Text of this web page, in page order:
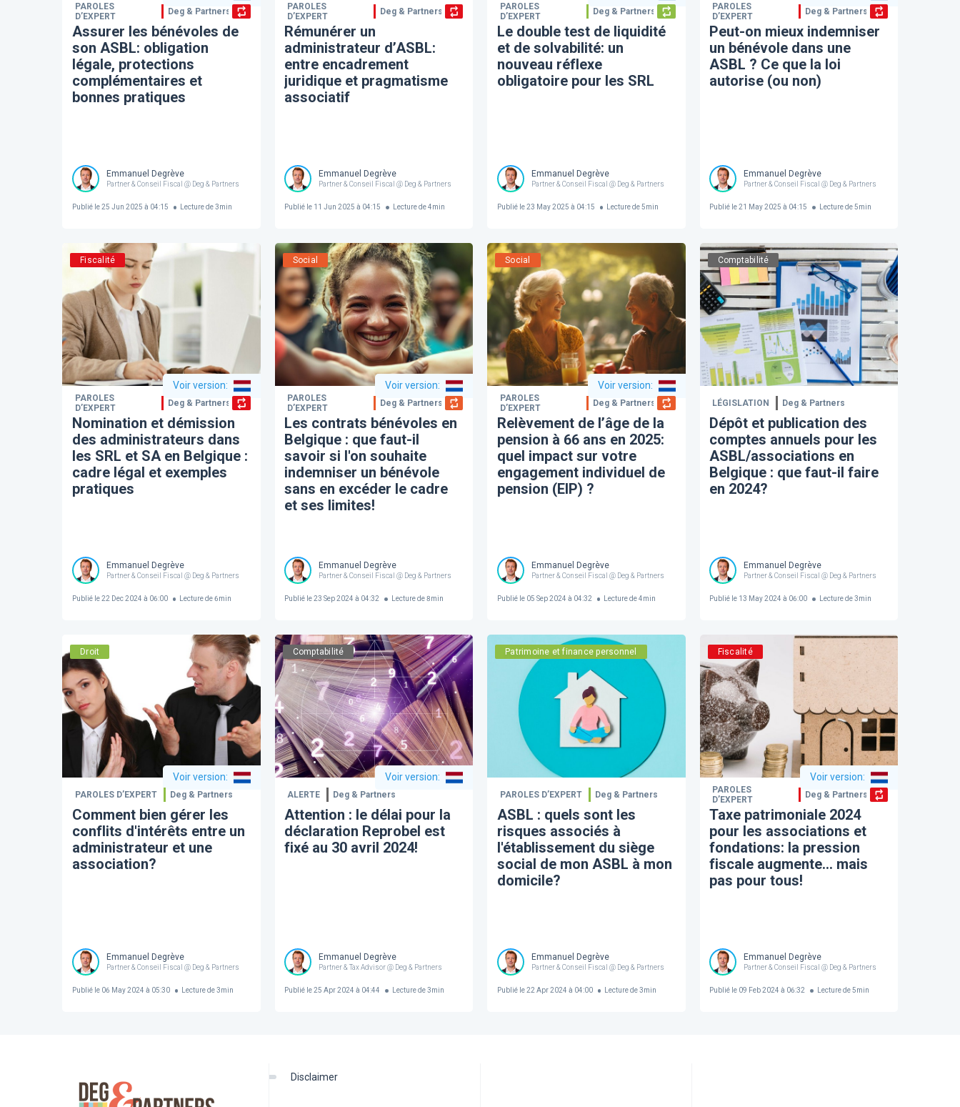
PAROLES
D’EXPERT
Deg & Partners
Assurer les bénévoles de
son ASBL: obligation
légale, protections
complémentaires et
bonnes pratiques
Emmanuel Degrève
Partner & Conseil Fiscal @ Deg & Partners
Publié le25 Jun 2025 à 04:15 Lecture de3min
PAROLES
D’EXPERT
Deg & Partners
Rémunérer un
administrateur d’ASBL:
entre encadrement
juridique et pragmatisme
associatif
Emmanuel Degrève
Partner & Conseil Fiscal @ Deg & Partners
Publié le 11 Jun 2025 à 04:15 Lecture de 4min
PAROLES
D’EXPERT
Deg & Partners
Le double test de liquidité
et de solvabilité: un
nouveau réflexe
obligatoire pour les SRL
Emmanuel Degrève
Partner & Conseil Fiscal @ Deg & Partners
Publié le23 May 2025 à 04:15 Lecture de5min
PAROLES
D’EXPERT
Deg & Partners
Peut-on mieux indemniser
un bénévole dans une
ASBL ? Ce que la loi
autorise (ou non)
Emmanuel Degrève
Partner & Conseil Fiscal @ Deg & Partners
Publié le21 May 2025 à 04:15 Lecture de 5min
Fiscalité
Voir version:
PAROLES
D’EXPERT
Deg & Partners
Nomination et démission
des administrateurs dans
les SRL et SA en Belgique :
cadre légal et exemples
pratiques
Emmanuel Degrève
Partner & Conseil Fiscal @ Deg & Partners
Publié le22 Dec 2024 à 06:00 Lecture de6min
Social
Voir version:
PAROLES
D’EXPERT
Deg & Partners
Les contrats bénévoles en
Belgique : que faut-il
savoir si l'on souhaite
indemniser un bénévole
sans en excéder le cadre
et ses limites!
Emmanuel Degrève
Partner & Conseil Fiscal @ Deg & Partners
Publié le23 Sep 2024 à 04:32 Lecture de 8min
Social
Voir version:
PAROLES
D’EXPERT
Deg & Partners
Relèvement de l’âge de la
pension à 66 ans en 2025:
quel impact sur votre
engagement individuel de
pension (EIP) ?
Emmanuel Degrève
Partner & Conseil Fiscal @ Deg & Partners
Publié le05 Sep 2024 à 04:32 Lecture de4min
Comptabilité
LÉGISLATION Deg & Partners
Dépôt et publication des
comptes annuels pour les
ASBL/associations en
Belgique : que faut-il faire
en 2024?
Emmanuel Degrève
Partner & Conseil Fiscal @ Deg & Partners
Publié le 13 May 2024 à 06:00 Lecture de 3min
Droit
Voir version:
PAROLES D’EXPERT Deg & Partners
Comment bien gérer les
conflits d'intérêts entre un
administrateur et une
association?
Emmanuel Degrève
Partner & Conseil Fiscal @ Deg & Partners
Publié le06 May 2024 à 05:30 Lecture de3min
Comptabilité
Voir version:
ALERTE Deg & Partners
Attention : le délai pour la
déclaration Reprobel est
fixé au 30 avril 2024!
Emmanuel Degrève
Partner & Tax Advisor @ Deg & Partners
Publié le25 Apr 2024 à 04:44 Lecture de 3min
Patrimoine et finance personnel
PAROLES D’EXPERT Deg & Partners
ASBL : quels sont les
risques associés à
l'établissement du siège
social de mon ASBL à mon
domicile?
Emmanuel Degrève
Partner & Conseil Fiscal @ Deg & Partners
Publié le22 Apr 2024 à 04:00 Lecture de3min
Fiscalité
Voir version:
PAROLES
D’EXPERT
Deg & Partners
Taxe patrimoniale 2024
pour les associations et
fondations: la pression
fiscale augmente… mais
pas pour tous!
Emmanuel Degrève
Partner & Conseil Fiscal @ Deg & Partners
Publié le 09 Feb 2024 à 06:32 Lecture de 5min
disclaimer